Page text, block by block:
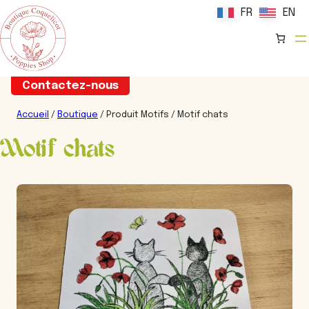
au
Contactez-nous
Accueil / Boutique / Produit Motifs / Motif chats
Motif chats
FR EN
FR EN